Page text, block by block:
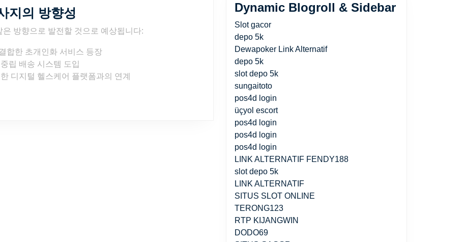
지의 방향성
방향으로 발전할 것으로 예상됩니다:
합한 초개인화 서비스 등장
립 배송 시스템 도입
디지털 헬스케어 플랫폼과의 연계
Dynamic Blogroll & Sidebar
Slot gacor
depo 5k
Dewapoker Link Alternatif
depo 5k
slot depo 5k
sungaitoto
pos4d login
üçyol escort
pos4d login
pos4d login
pos4d login
LINK ALTERNATIF FENDY188
slot depo 5k
LINK ALTERNATIF
SITUS SLOT ONLINE
TERONG123
RTP KIJANGWIN
DODO69